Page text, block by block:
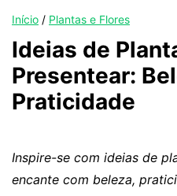
Início / Plantas e Flores
Ideias de
Presentear:
Praticidade
Inspire-se com ideias de
encante com beleza,